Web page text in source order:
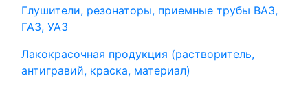
Глушители, резонаторы, приемные трубы ВАЗ,
ГАЗ, УАЗ
Лакокрасочная продукция (растворитель,
антигравий, краска, материал)